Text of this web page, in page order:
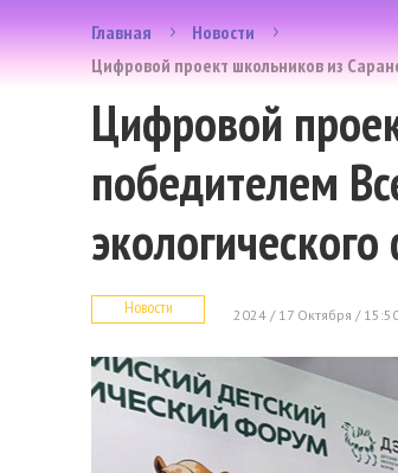
Главная
Новости
Цифровой проект школьников из
Цифровой
победителем
Новости 2024 / 17 Октября /